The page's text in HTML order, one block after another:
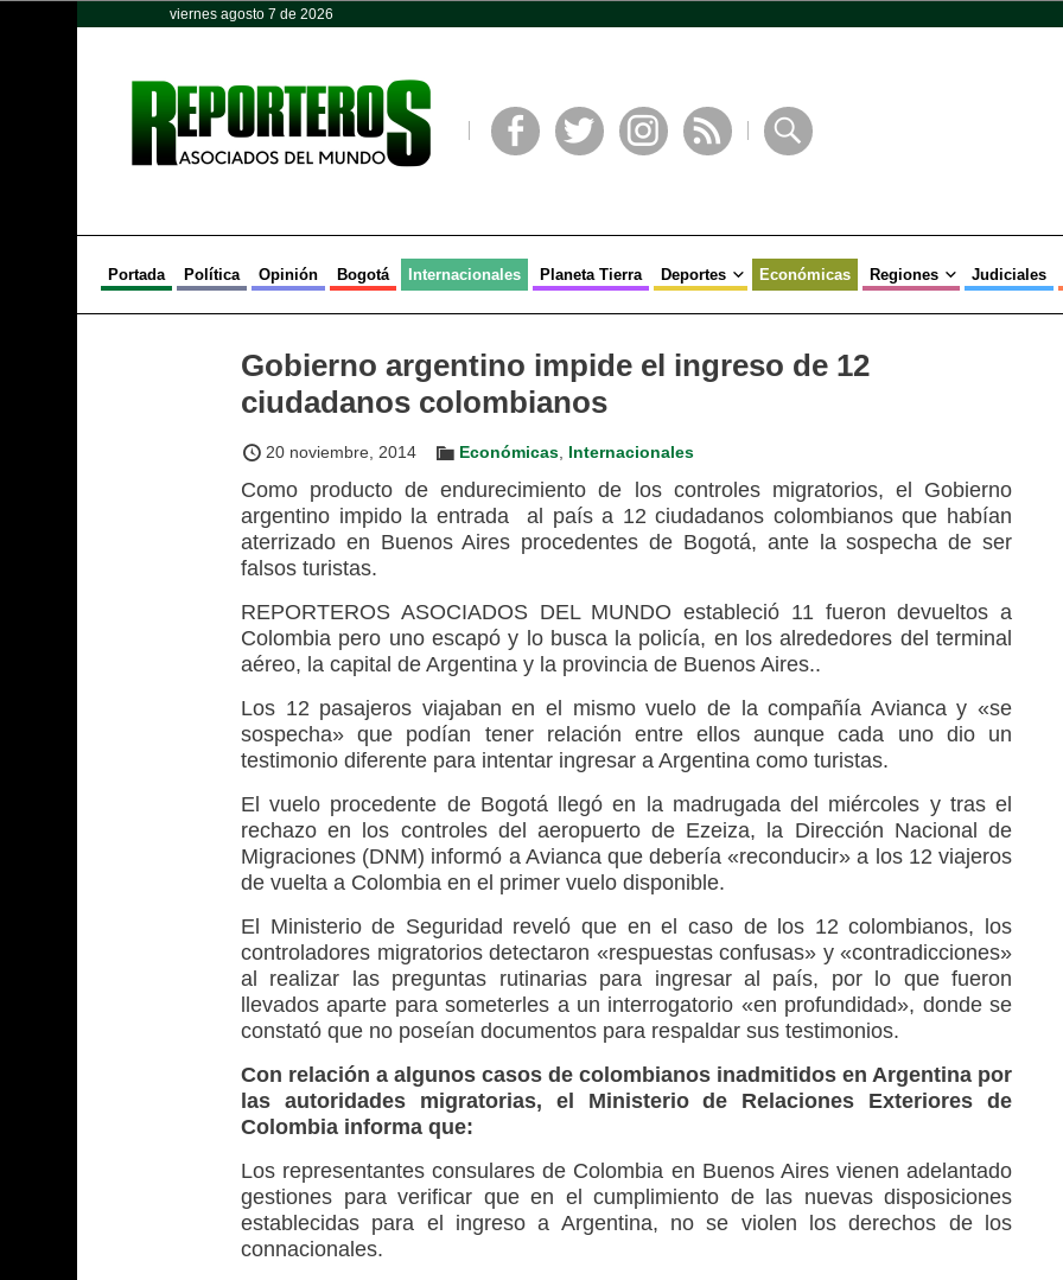
viernes agosto 7 de 2026
Portada Política Opinión Bogotá Internacionales Planeta Tierra Deportes Económicas Regiones Judiciales
Gobierno argentino impide el ingreso de 12
ciudadanos colombianos
20 noviembre, 2014 Económicas Internacionales
Como producto de endurecimiento de los controles migratorios, el Gobierno
argentino impido la entrada al país a 12 ciudadanos colombianos que habían
aterrizado en Buenos Aires procedentes de Bogotá, ante la sospecha de ser
falsos turistas.
REPORTEROS ASOCIADOS DEL MUNDO estableció 11 fueron devueltos a
Colombia pero uno escapó y lo busca la policía, en los alrededores del terminal
aéreo, la capital de Argentina y la provincia de Buenos Aires..
Los 12 pasajeros viajaban en el mismo vuelo de la compañía Avianca y «se
sospecha» que podían tener relación entre ellos aunque cada uno dio un
testimonio diferente para intentar ingresar a Argentina como turistas.
El vuelo procedente de Bogotá llegó en la madrugada del miércoles y tras el
rechazo en los controles del aeropuerto de Ezeiza, la Dirección Nacional de
Migraciones (DNM) informó a Avianca que debería «reconducir» a los 12 viajeros
de vuelta a Colombia en el primer vuelo disponible.
El Ministerio de Seguridad reveló que en el caso de los 12 colombianos, los
controladores migratorios detectaron «respuestas confusas» y «contradicciones»
al realizar las preguntas rutinarias para ingresar al país, por lo que fueron
llevados aparte para someterles a un interrogatorio «en profundidad», donde se
constató que no poseían documentos para respaldar sus testimonios.
Con relación a algunos casos de colombianos inadmitidos en Argentina por
las autoridades migratorias, el Ministerio de Relaciones Exteriores de
Colombia informa que:
Los representantes consulares de Colombia en Buenos Aires vienen adelantado
gestiones para verificar que en el cumplimiento de las nuevas disposiciones
establecidas para el ingreso a Argentina, no se violen los derechos de los
connacionales.
Opinión Política